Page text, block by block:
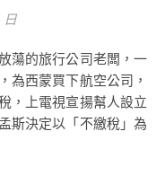
日
為西蒙買下航空公司，
，上電視宣揚幫人設立
斯決定以「不繳稅」為